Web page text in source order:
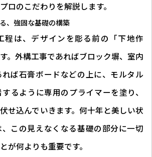
ロのこだわりを解説します。
、強固な基礎の構築
程は、デザインを彫る前の「下地作
。外構工事であればブロック塀、室内
ば石膏ボードなどの上に、モルタル
るように専用のプライマーを塗り、
せ込んでいきます。何十年と美しい状
この見えなくなる基礎の部分に一切
が何よりも重要です。